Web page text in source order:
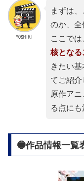
YOSHIKI
まずは
のか、全
ここでは
核となる
きたい
てご紹介
原作ア
る点にも
🔵作品情報一覧